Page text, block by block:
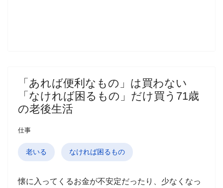
「あれば便利なもの」は買わない
「なければ困るもの」だけ買う71歳
の老後生活
仕事
老いる なければ困るもの
懐に入ってくるお金が不安定だったり、少なくなっ